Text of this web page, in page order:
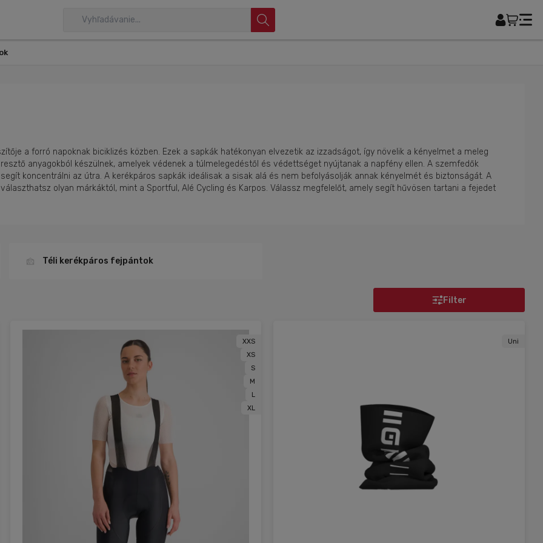
a forró napoknak biciklizés közben. Ezek a sapkák hatékonyan elvezetik az izzadságot, így növelik a kényelmet a meleg
anyagokból készülnek, amelyek védenek a túlmelegedéstől és védettséget nyújtanak a napfény ellen. A szemfedők
koncentrálni az útra. A kerékpáros sapkák ideálisak a sisak alá és nem befolyásolják annak kényelmét és biztonságát. A
olyan márkáktól, mint a Sportful, Alé Cycling és Karpos. Válassz megfelelőt, amely segít hűvösen tartani a fejedet
Téli kerékpáros fejpántok
Filter
XXS
XS
S
M
L
XL
Uni